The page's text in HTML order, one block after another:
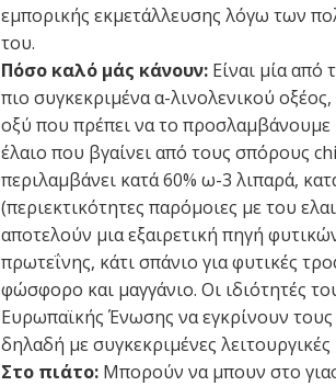
εμπορικής εκμετάλλευσης λόγω των
του.
Πόσο καλό μάς κάνουν: Είναι μία από
πιο συγκεκριμένα α-λινολενικού
οξύ που πρέπει να το προσλαμβάνουμε
έλαιο που βγαίνει από τους σπόρους
περιλαμβάνει κατά 60% ω-3 λιπαρά,
(περιεκτικότητες παρόμοιες με του
αποτελούν μια εξαιρετική πηγή
πρωτεΐνης, κάτι σπάνιο για φυτικές
φώσφορο και μαγγάνιο. Οι ιδιότητές
Ευρωπαϊκής Ένωσης να εγκρίνουν
δηλαδή με συγκεκριμένες λειτουργικές
Στο πιάτο:Μπορούν να μπουν στο